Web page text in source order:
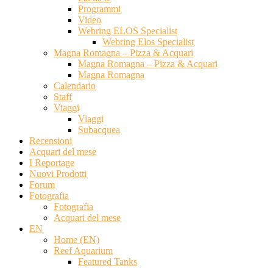
Programmi
Video
Webring ELOS Specialist
Webring Elos Specialist
Magna Romagna – Pizza & Acquari
Magna Romagna – Pizza & Acquari
Magna Romagna
Calendario
Staff
Viaggi
Viaggi
Subacquea
Recensioni
Acquari del mese
I Reportage
Nuovi Prodotti
Forum
Fotografia
Fotografia
Acquari del mese
EN
Home (EN)
Reef Aquarium
Featured Tanks